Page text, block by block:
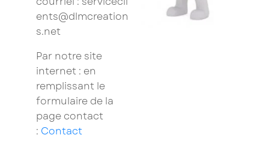
ents@dlmcreation
s.net
Par notre site
internet : en
remplissant le
formulaire de la
page contact
: Contact